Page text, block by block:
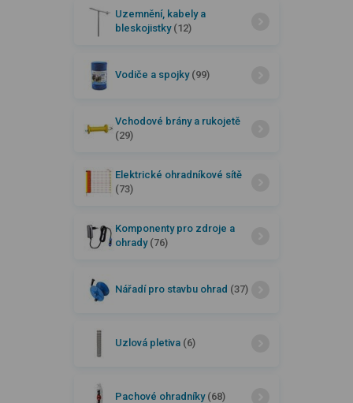
Uzemnění, kabely a
bleskojistky (12)
Vodiče a spojky (99)
Vchodové brány a rukojetě
(29)
Elektrické ohradníkové sítě
(73)
Komponenty pro zdroje a
ohrady (76)
Nářadí pro stavbu ohrad (37)
Uzlová pletiva (6)
Pachové ohradníky (68)